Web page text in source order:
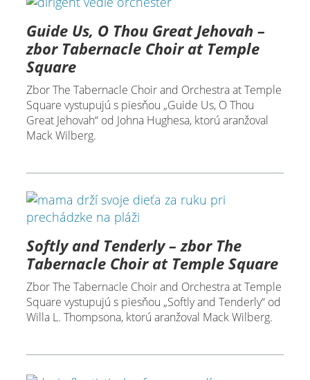
Guide Us, O Thou Great Jehovah –
zbor Tabernacle Choir at Temple
Square
Zbor The Tabernacle Choir and Orchestra at Temple
Square vystupujú s piesňou „Guide Us, O Thou
Great Jehovah“ od Johna Hughesa, ktorú aranžoval
Mack Wilberg.
Softly and Tenderly – zbor The
Tabernacle Choir at Temple Square
Zbor The Tabernacle Choir and Orchestra at Temple
Square vystupujú s piesňou „Softly and Tenderly“ od
Willa L. Thompsona, ktorú aranžoval Mack Wilberg.